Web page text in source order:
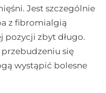
Jest szczególnie
z fibromialgią
pozycji zbyt długo.
się
wystąpić bolesne